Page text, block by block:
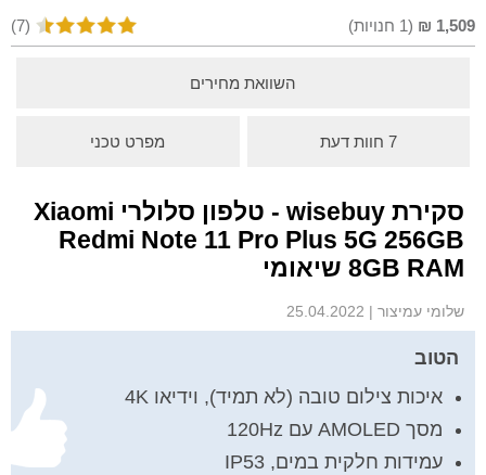
1,509
₪
(
1 חנויות) (7)
השוואת מחירים
7 חוות דעת מפרט טכני
סקירת wisebuy - טלפון סלולרי Xiaomi
Redmi Note 11 Pro Plus 5G 256GB
8GB RAM שיאומי
שלומי עמיצור |
הטוב
איכות צילום טובה (לא תמיד), וידיאו 4K
מסך AMOLED עם 120Hz
עמידות חלקית במים, IP53